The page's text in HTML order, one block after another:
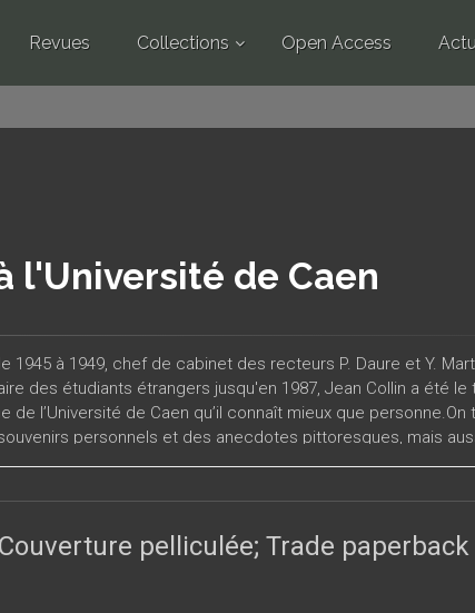
Revues Collections Open Access
l'Université de Caen
1945 à 1949, chef de cabinet des recteurs P. Daure et Y.
des étudiants étrangers jusqu'en 1987, Jean Collin a été le
de l’Université de Caen qu’il connaît mieux que
personnels et des anecdotes pittoresques, mais
C’est à une série de « promenades » à travers
pelliculée; Trade paperback